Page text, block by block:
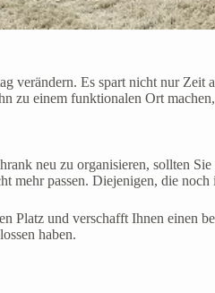
verändern. Es spart nicht nur
zu einem funktionalen Ort
neu zu organisieren, sollten
mehr passen. Diejenigen, die
Platz und verschafft Ihnen einen
haben.